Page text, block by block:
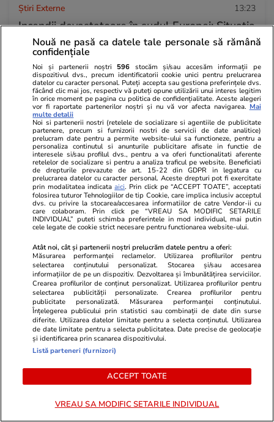
Știri Externe 13:23
Incendii devastatoare în sudul Europei: Situația
din Spania, Franța și Italia. Mii de oameni au
fost evacuați, iar în Gironde a apărut un „nor
de foc”
Citește mai multe
TRENDING
Știri România 26 iul.
Român întors acasă după 25 de ani în
Germania: „Și urzica e mai faină aici decât
Știri România 26 iul.
Ploi torențiale, grindină și vijelii în 21 de
județe. Harta zonelor vizate luni de avertizarea
meteo ANM cod galben
Ce nu trebuie să faci de Sfântul Pantelimon
Nouă ne pasă ca datele tale personale să rămână
confidențiale
Noi și partenerii noștri 596 stocăm și/sau accesăm informații pe
dispozitivul dvs., precum identificatorii cookie unici pentru prelucrarea
datelor cu caracter personal. Puteți accepta sau gestiona preferințele dvs.
făcând clic mai jos, respectiv vă puteți opune utilizării unui interes legitim
în orice moment pe pagina cu politica de confidențialitate. Aceste alegeri
vor fi raportate partenerilor noștri și nu vă vor afecta navigarea. Mai
multe detalii
Noi si partenerii nostri (retelele de socializare si agentiile de publicitate
partenere, precum si furnizorii nostri de servicii de date analitice)
prelucram date pentru a permite website-ului sa functioneze, pentru a
personaliza continutul si anunturile publicitare afisate in functie de
interesele si/sau profilul dvs., pentru a va oferi functionalitati aferente
retelelor de socializare si pentru a analiza traficul pe website. Beneficiati
de drepturile prevazute de art. 15-22 din GDPR in legatura cu
prelucrarea datelor cu caracter personal. Aceste drepturi pot fi exercitate
prin modalitatea indicataaici. Prin click pe “ACCEPT TOATE”, acceptati
folosirea tuturor Tehnologiilor de tip Cookie, care implica inclusiv acceptul
dvs. cu privire la stocarea/accesarea informatiilor de catre Vendor-ii cu
care colaboram. Prin click pe “VREAU SA MODIFIC SETARILE
INDIVIDUAL” puteti schimba preferintele in mod individual, mai putin
cele legate de cookie strict necesare pentru functionarea website-ului.
Atât noi, cât și partenerii noștri prelucrăm datele pentru a oferi:
Măsurarea performanței reclamelor. Utilizarea profilurilor pentru
selectarea conținutului personalizat. Stocarea și/sau accesarea
informațiilor de pe un dispozitiv. Dezvoltarea și îmbunătățirea serviciilor.
Crearea profilurilor de conținut personalizat. Utilizarea profilurilor pentru
selectarea publicității personalizate. Crearea profilurilor pentru
publicitate personalizată. Măsurarea performanței conținutului.
Înțelegerea publicului prin statistici sau combinații de date din surse
diferite. Utilizarea datelor limitate pentru a selecta conținutul. Utilizarea
de date limitate pentru a selecta publicitatea. Date precise de geolocație
și identificarea prin scanarea dispozitivului.
Listă parteneri (furnizori)
ACCEPT TOATE
VREAU SA MODIFIC SETARILE INDIVIDUAL